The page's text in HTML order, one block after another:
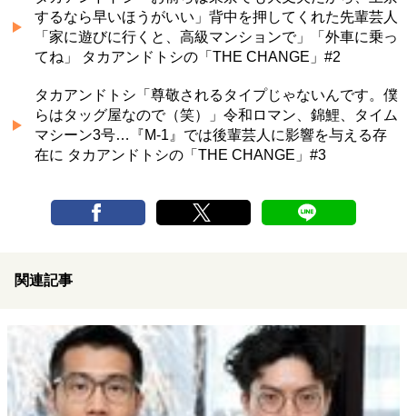
するなら早いほうがいい」背中を押してくれた先輩芸人
「家に遊びに行くと、高級マンションで」「外車に乗っ
てね」 タカアンドトシの「THE CHANGE」#2
タカアンドトシ「尊敬されるタイプじゃないんです。僕
らはタッグ屋なので（笑）」令和ロマン、錦鯉、タイム
マシーン3号…『M-1』では後輩芸人に影響を与える存
在に タカアンドトシの「THE CHANGE」#3
関連記事